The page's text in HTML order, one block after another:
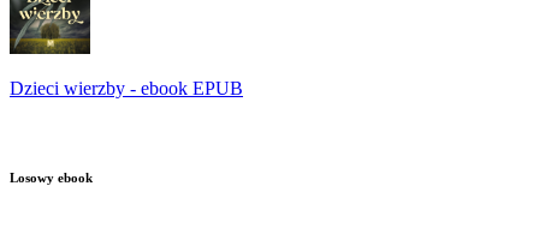
Dzieci wierzby - ebook EPUB
Losowy ebook